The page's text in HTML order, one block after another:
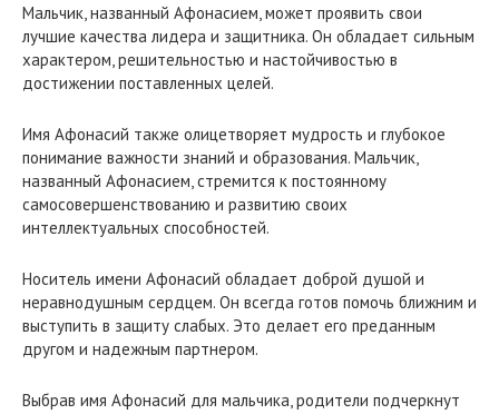
Мальчик, названный Афонасием, может проявить свои
лучшие качества лидера и защитника. Он обладает сильным
характером, решительностью и настойчивостью в
достижении поставленных целей.
Имя Афонасий также олицетворяет мудрость и глубокое
понимание важности знаний и образования. Мальчик,
названный Афонасием, стремится к постоянному
самосовершенствованию и развитию своих
интеллектуальных способностей.
Носитель имени Афонасий обладает доброй душой и
неравнодушным сердцем. Он всегда готов помочь ближним и
выступить в защиту слабых. Это делает его преданным
другом и надежным партнером.
Выбрав имя Афонасий для мальчика, родители подчеркнут